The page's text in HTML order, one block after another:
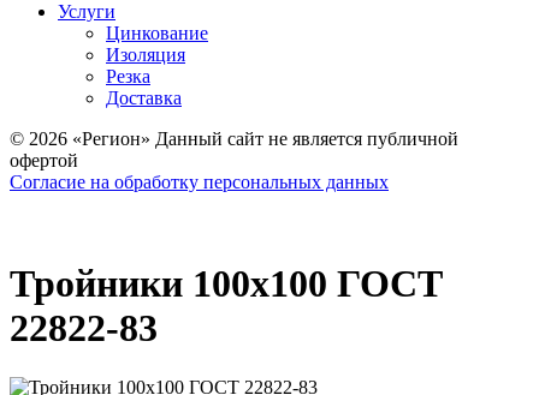
Услуги
Цинкование
Изоляция
Резка
Доставка
© 2026 «Регион» Данный сайт не является публичной
офертой
Согласие на обработку персональных данных
Тройники 100х100 ГОСТ
22822-83